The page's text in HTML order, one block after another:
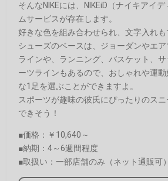
そんなNIKEには、NIKEiD（ナイキアイ
ムサービスが存在します。
好きな色を組み合わせられ、文字入れも
シューズのベースは、ジョーダンやエ
ラインや、ランニング、バスケット、
ーツラインもあるので、おしゃれや運
な1足を選ぶことができますよ。
スポーツが趣味の彼氏にぴったりのス
できそう！
■価格：￥10,640～
■納期：4～6週間程度
■取扱い：一部店舗のみ（ネット通販可）